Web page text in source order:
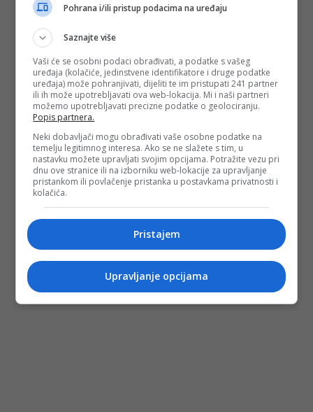
Pohrana i/ili pristup podacima na uređaju
Saznajte više
Vaši će se osobni podaci obrađivati, a podatke s vašeg
uređaja (kolačiće, jedinstvene identifikatore i druge podatke
uređaja) može pohranjivati, dijeliti te im pristupati 241 partner
ili ih može upotrebljavati ova web-lokacija. Mi i naši partneri
možemo upotrebljavati precizne podatke o geolociranju.
Popis partnera.
Neki dobavljači mogu obrađivati vaše osobne podatke na
temelju legitimnog interesa. Ako se ne slažete s tim, u
nastavku možete upravljati svojim opcijama. Potražite vezu pri
dnu ove stranice ili na izborniku web-lokacije za upravljanje
pristankom ili povlačenje pristanka u postavkama privatnosti i
kolačića.
Pristajem
Upravljanje opcijama